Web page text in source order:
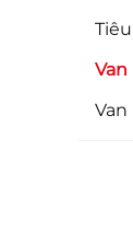
Van